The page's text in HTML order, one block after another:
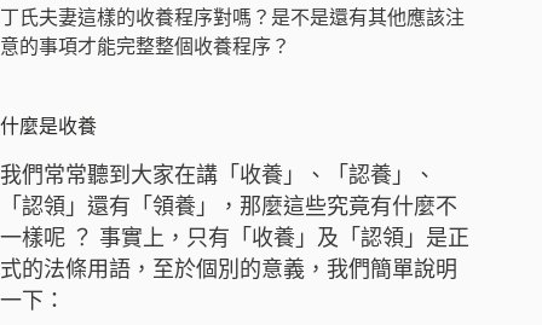
丁氏夫妻這樣的收養程序對嗎？是不是還有其他應該注
意的事項才能完整整個收養程序？
什麼是收養
我們常常聽到大家在講「收養」、「認養」、
「認領」還有「領養」，那麼這些究竟有什麼不
一樣呢 ？ 事實上，只有「收養」及「認領」是正
式的法條用語，至於個別的意義，我們簡單說明
一下：